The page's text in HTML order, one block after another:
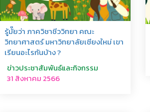
รู้มั๊ยว่า ภาควิชาชีววิทยา คณะ
วิทยาศาสตร์ มหาวิทยาลัยเชียงใหม่ เขา
เรียนอะไรกันบ้าง ?
ข่าวประชาสัมพันธ์และกิจกรรม
31 สิงหาคม 2566